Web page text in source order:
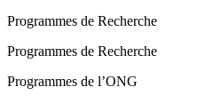
Programmes de Recherche
Programmes de Recherche
Programmes de l’ONG